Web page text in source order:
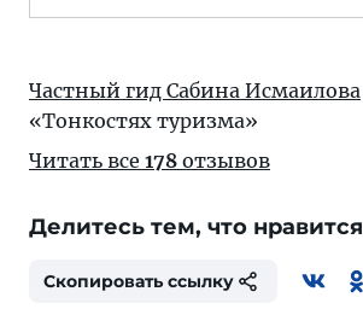
Частный гид Сабина Исмаилова
«Тонкостях туризма»
Читать все 178 отзывов
Делитесь тем, что нравится
Скопировать ссылку